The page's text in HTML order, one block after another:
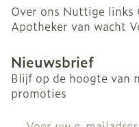
Over ons Nuttige links
Apotheker van wacht
Nieuwsbrief
Blijf op de hoogte van
promoties